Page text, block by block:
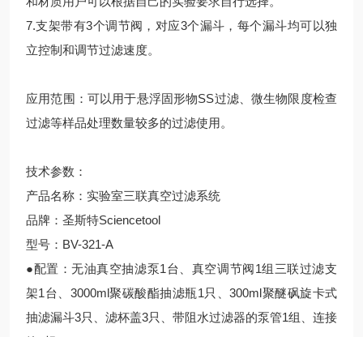
7.支架带有3个调节阀，对应3个漏斗，每个漏斗均可以独
立控制和调节过滤速度。
应用范围：可以用于悬浮固形物SS过滤、微生物限度检查
过滤等样品处理数量较多的过滤使用。
技术参数：
产品名称：实验室三联真空过滤系统
品牌：圣斯特Sciencetool
型号：BV-321-A
●配置：无油真空抽滤泵1台、真空调节阀1组三联过滤支
架1台、3000ml聚碳酸酯抽滤瓶1只、300ml聚醚砜旋卡式
抽滤漏斗3只、滤杯盖3只、带阻水过滤器的泵管1组、连接